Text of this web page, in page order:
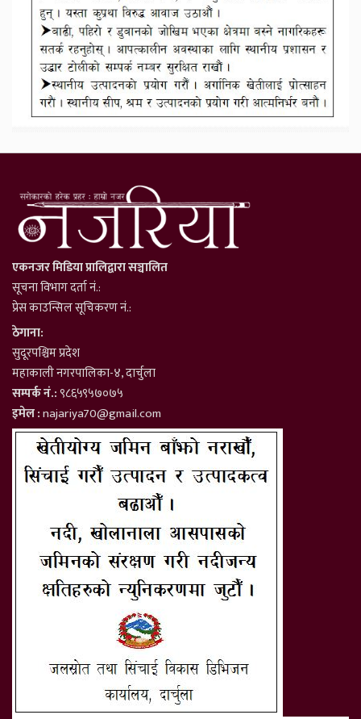
एकनजर मिडिया प्रालिद्वारा सञ्चालित
सूचना विभाग दर्ता नं.:
प्रेस काउन्सिल सूचिकरण नं.:
ठेगाना:
सुदूरपश्चिम प्रदेश
महाकाली नगरपालिका-४, दार्चुला
सम्पर्क नं.:९८६५९५७०७५
इमेल :najariya70@gmail.com